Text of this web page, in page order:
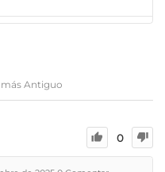
más Antiguo
0